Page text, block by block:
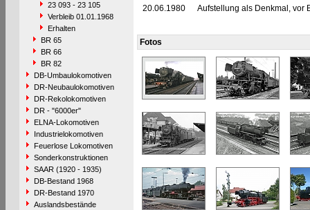
23 093 - 23 105
Verbleib 01.01.1968
Erhalten
BR 65
BR 66
BR 82
DB-Umbaulokomotiven
DR-Neubaulokomotiven
DR-Rekolokomotiven
DR - "6000er"
ELNA-Lokomotiven
Industrielokomotiven
Feuerlose Lokomotiven
Sonderkonstruktionen
SAAR (1920 - 1935)
DB-Bestand 1968
DR-Bestand 1970
Auslandsbestände
20.06.1980
Aufstellung als Denkmal, vor
Fotos